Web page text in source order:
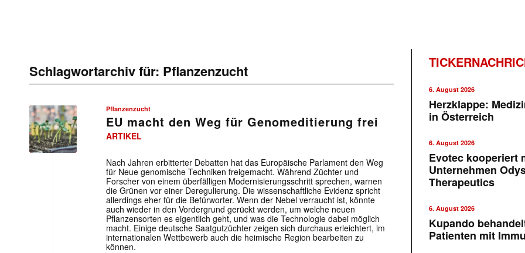
Schlagwortarchiv für: Pflanzenzucht
Pflanzenzucht
EU macht den Weg für Genomeditierung frei
ARTIKEL
Nach Jahren erbitterter Debatten hat das Europäische Parlament den Weg
für Neue genomische Techniken freigemacht. Während Züchter und
Forscher von einem überfälligen Modernisierungsschritt sprechen, warnen
die Grünen vor einer Deregulierung. Die wissenschaftliche Evidenz spricht
allerdings eher für die Befürworter. Wenn der Nebel verraucht ist, könnte
auch wieder in den Vordergrund gerückt werden, um welche neuen
Pflanzensorten es eigentlich geht, und was die Technologie dabei möglich
macht. Einige deutsche Saatgutzüchter zeigen sich durchaus erleichtert, im
internationalen Wettbewerb auch die heimische Region bearbeiten zu
können.
6. August 2026
Herzklappe:
in Österreich
6. August 2026
Evotec kooperiert
Unternehmen
Therapeutics
6. August 2026
Kupando
Patienten mit